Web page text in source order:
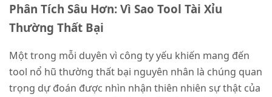
Phân Tích Sâu Hơn: Vì Sao Tool Tài Xỉu
Thường Thất Bại
Một trong mỗi duyên vì công ty yếu khiến mang đến
tool nổ hũ thường thất bại nguyên nhân là chúng quan
trọng dự đoán được nhìn nhận thiên nhiên sự thật của